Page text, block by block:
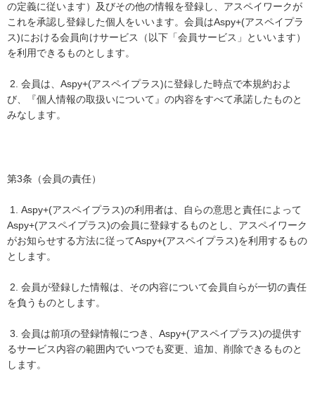
の定義に従います）及びその他の情報を登録し、アスペイワークが
これを承認し登録した個人をいいます。会員はAspy+(アスペイプラ
ス)における会員向けサービス（以下「会員サービス」といいます）
を利用できるものとします。
2. 会員は、Aspy+(アスペイプラス)に登録した時点で本規約およ
び、『個人情報の取扱いについて』の内容をすべて承諾したものと
みなします。
第3条（会員の責任）
1. Aspy+(アスペイプラス)の利用者は、自らの意思と責任によって
Aspy+(アスペイプラス)の会員に登録するものとし、アスペイワーク
がお知らせする方法に従ってAspy+(アスペイプラス)を利用するもの
とします。
2. 会員が登録した情報は、その内容について会員自らが一切の責任
を負うものとします。
3. 会員は前項の登録情報につき、Aspy+(アスペイプラス)の提供す
るサービス内容の範囲内でいつでも変更、追加、削除できるものと
します。